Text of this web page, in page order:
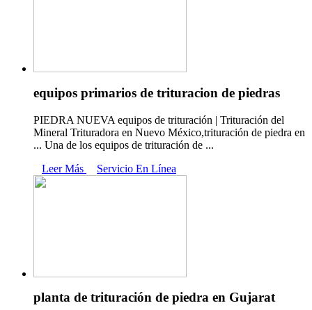
equipos primarios de trituracion de piedras
PIEDRA NUEVA equipos de trituración | Trituración del
Mineral Trituradora en Nuevo México,trituración de piedra en
... Una de los equipos de trituración de ...
Leer Más
Servicio En Línea
planta de trituración de piedra en Gujarat